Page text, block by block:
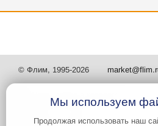
© Флим, 1995-2026
Мы используем
Продолжая использовать наш